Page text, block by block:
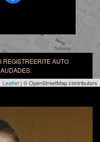
REGISTREERITE AUTO
Leaflet | © OpenStreetMap contributors